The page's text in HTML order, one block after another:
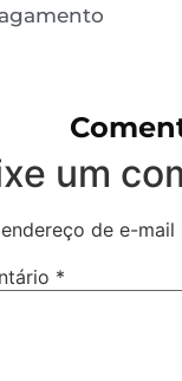
um
de e-
*